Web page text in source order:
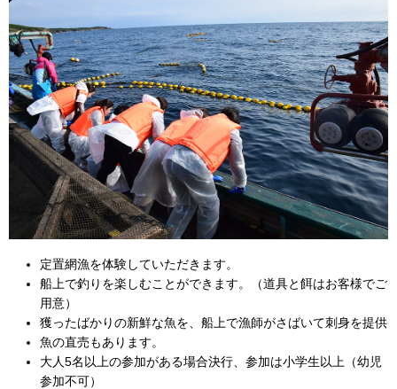
定置網漁を体験していただきます。
船上で釣りを楽しむことができます。（道具と餌はお客様でご
用意）
獲ったばかりの新鮮な魚を、船上で漁師がさばいて刺身を提供
魚の直売もあります。
大人5名以上の参加がある場合決行、参加は小学生以上（幼児
参加不可）